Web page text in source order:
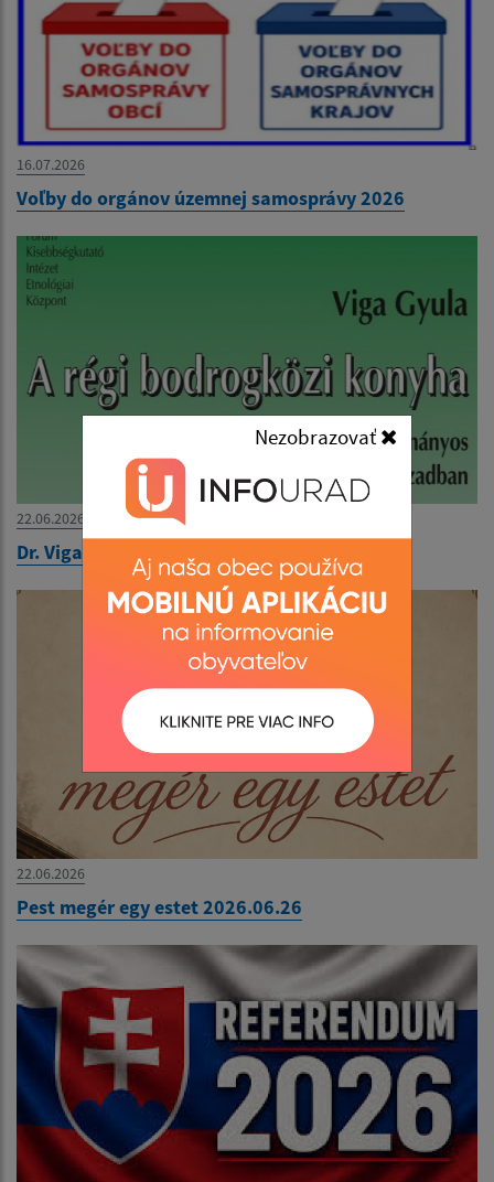
16.07.2026
Voľby do orgánov územnej samosprávy 2026
22.06.2026
Dr. Viga Gyula könyvbemutatója 2026.06.26
22.06.2026
Pest megér egy estet 2026.06.26
Nezobrazovať